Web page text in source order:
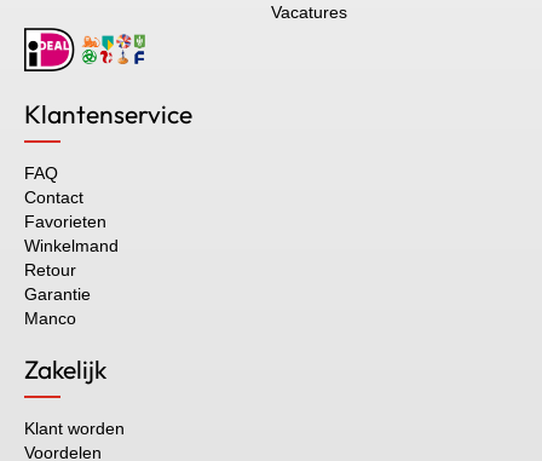
Vacatures
Klantenservice
FAQ
Contact
Favorieten
Winkelmand
Retour
Garantie
Manco
Zakelijk
Klant worden
Voordelen